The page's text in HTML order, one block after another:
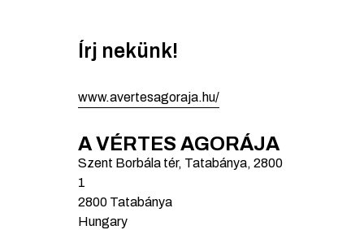
Írj nekünk!
www.avertesagoraja.hu/
A VÉRTES AGORÁJA
Szent Borbála tér, Tatabánya, 2800
1
2800 Tatabánya
Hungary